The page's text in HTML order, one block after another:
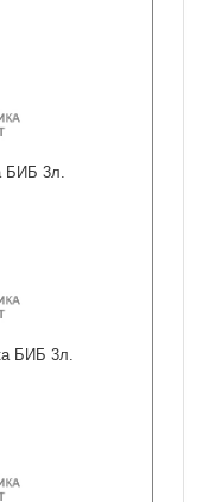
БИБ 3л.
БИБ 3л.